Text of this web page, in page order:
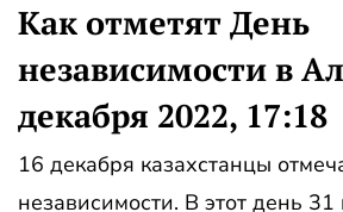
Как отметят День
независимости в
декабря 2022, 17:18
16 декабря казахстанцы
независимости. В этот день 31